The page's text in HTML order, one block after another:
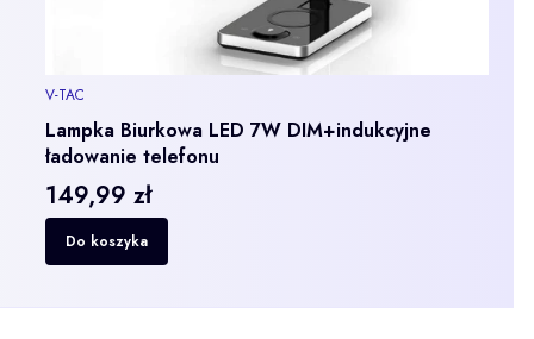
Lampka Biurkowa LED 7W DIM+indukcyjne
ładowanie telefonu
PRODUCENT
V-TAC
Cena
149,99 zł
Cena
Do koszyka